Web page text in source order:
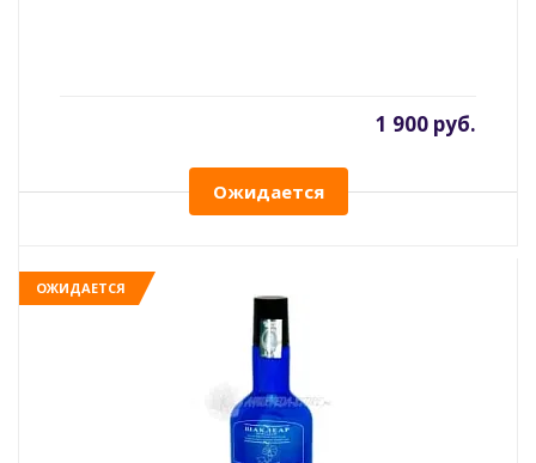
1 900 руб.
Ожидается
ОЖИДАЕТСЯ